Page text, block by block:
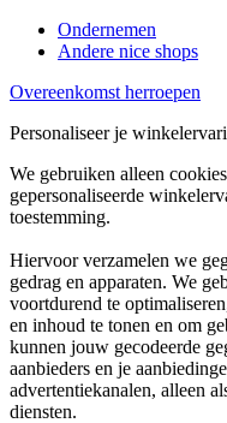
Ondernemen
Andere nice shops
Overeenkomst herroepen
Personaliseer je
We gebruiken alleen
gepersonaliseerde
toestemming.
Hiervoor verzamelen we
gedrag en apparaten. We
voortdurend te
en inhoud te tonen en om
kunnen jouw gecodeerde
aanbieders en je
advertentiekanalen, alleen
diensten.